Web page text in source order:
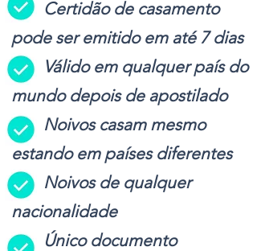
Certidão de casamento
pode ser emitido em até 7 dias
Válido em qualquer país do
mundo depois de apostilado
Noivos casam mesmo
estando em países diferentes
Noivos de qualquer
nacionalidade
Único documento